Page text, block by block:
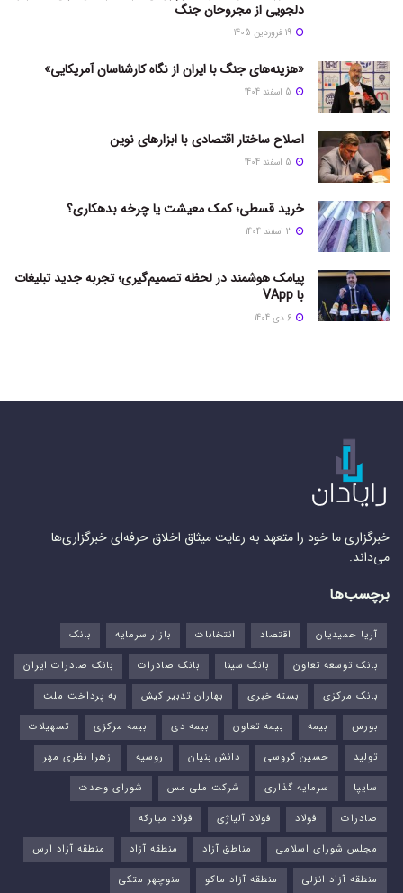
دلجویی از مجروحان جنگ
«هزینه‌های جنگ با ایران از نگاه کارشناسان آمریکایی»
اصلاح ساختار اقتصادی با ابزارهای نوین
خرید قسطی؛ کمک معیشت یا چرخه بدهکاری؟
پیامک هوشمند در لحظه تصمیم‌گیری؛ تجربه جدید تبلیغات
با VApp
خبرگزاری ما خود را متعهد به رعایت میثاق اخلاق حرفه‌ای خبرگزاری‌ها
می‌داند.
برچسب‌ها
آریا حمیدیان اقتصاد انتخابات بازار سرمایه
بانک
بانک توسعه تعاون
بانک سینا بانک صادرات
بانک صادرات ایران
بانک مرکزی
بسته خبری بهاران تدبیر کیش
به پرداخت ملت
بورس‌
بیمه بیمه تعاون بیمه دی بیمه مرکزی
تسهیلات
تولید
حسین گروسی دانش بنیان روسیه
زهرا نظری مهر
سایپا
سرمایه گذاری شرکت ملی مس
شورای وحدت
صادرات
فولاد فولاد آلیاژی
فولاد مبارکه
مجلس شورای اسلامی
مناطق آزاد منطقه آزاد
منطقه آزاد ارس
منطقه آزاد انزلی
منطقه آزاد ماکو منوچهر متکی